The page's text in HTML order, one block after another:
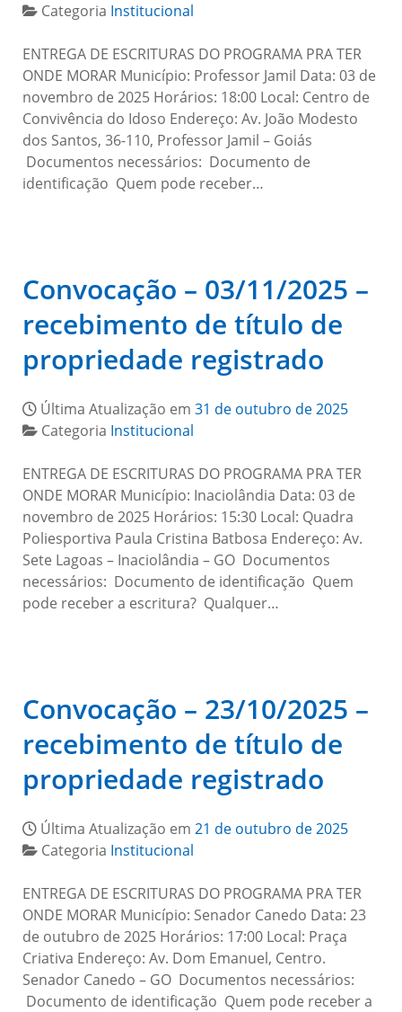
Categoria Institucional
ENTREGA DE ESCRITURAS DO PROGRAMA PRA TER
ONDE MORAR Município: Professor Jamil Data: 03 de
novembro de 2025 Horários: 18:00 Local: Centro de
Convivência do Idoso Endereço: Av. João Modesto
dos Santos, 36-110, Professor Jamil – Goiás
Documentos necessários: Documento de
identificação Quem pode receber…
Convocação – 03/11/2025 –
recebimento de título de
propriedade registrado
Última Atualização em 31 de outubro de 2025
Categoria Institucional
ENTREGA DE ESCRITURAS DO PROGRAMA PRA TER
ONDE MORAR Município: Inaciolândia Data: 03 de
novembro de 2025 Horários: 15:30 Local: Quadra
Poliesportiva Paula Cristina Batbosa Endereço: Av.
Sete Lagoas – Inaciolândia – GO Documentos
necessários: Documento de identificação Quem
pode receber a escritura? Qualquer…
Convocação – 23/10/2025 –
recebimento de título de
propriedade registrado
Última Atualização em 21 de outubro de 2025
Categoria Institucional
ENTREGA DE ESCRITURAS DO PROGRAMA PRA TER
ONDE MORAR Município: Senador Canedo Data: 23
de outubro de 2025 Horários: 17:00 Local: Praça
Criativa Endereço: Av. Dom Emanuel, Centro.
Senador Canedo – GO Documentos necessários:
Documento de identificação Quem pode receber a